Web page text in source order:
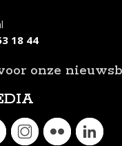
18 44
onze